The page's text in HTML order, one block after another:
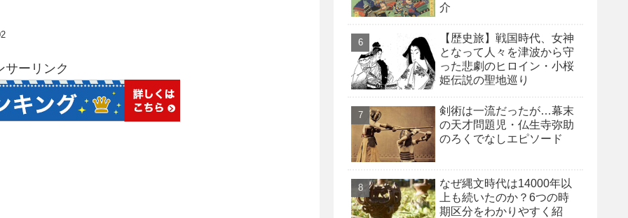
サーリンク
介
【歴史旅】戦国時代、女神
となって人々を津波から守
った悲劇のヒロイン・小桜
姫伝説の聖地巡り
剣術は一流だったが…幕末
の天才問題児・仏生寺弥助
のろくでなしエピソード
なぜ縄文時代は14000年以
上も続いたのか？6つの時
期区分をわかりやすく紹